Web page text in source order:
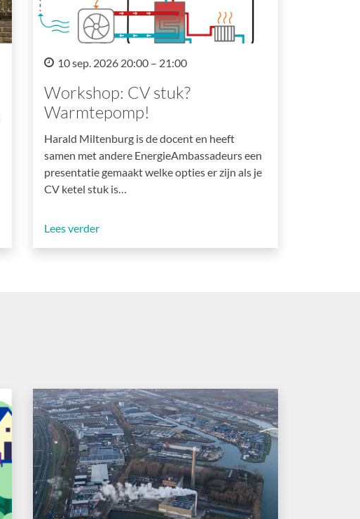
10 sep. 2026 20:00 – 21:00
Workshop: CV stuk?
Warmtepomp!
Harald Miltenburg is de docent en heeft
samen met andere EnergieAmbassadeurs een
presentatie gemaakt welke opties er zijn als je
CV ketel stuk is…
Lees verder